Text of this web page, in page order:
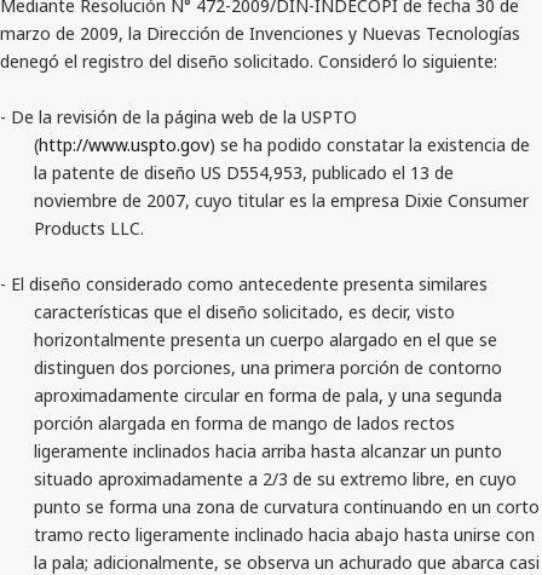
Mediante Resolución N° 472-2009/DIN-INDECOPI de fecha 30 de
marzo de 2009, la Dirección de Invenciones y Nuevas Tecnologías
denegó el registro del diseño solicitado. Consideró lo siguiente:
- De la revisión de la página web de la USPTO
(http://www.uspto.gov) se ha podido constatar la existencia de
la patente de diseño US D554,953, publicado el 13 de
noviembre de 2007, cuyo titular es la empresa Dixie Consumer
Products LLC.
- El diseño considerado como antecedente presenta similares
características que el diseño solicitado, es decir, visto
horizontalmente presenta un cuerpo alargado en el que se
distinguen dos porciones, una primera porción de contorno
aproximadamente circular en forma de pala, y una segunda
porción alargada en forma de mango de lados rectos
ligeramente inclinados hacia arriba hasta alcanzar un punto
situado aproximadamente a 2/3 de su extremo libre, en cuyo
punto se forma una zona de curvatura continuando en un corto
tramo recto ligeramente inclinado hacia abajo hasta unirse con
la pala; adicionalmente, se observa un achurado que abarca casi